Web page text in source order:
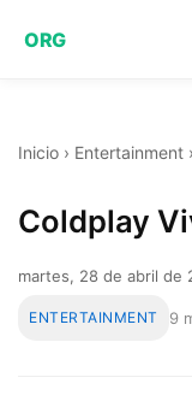
ORG
Inicio › Entertainment ›
Coldplay
martes, 28 de abril de
ENTERTAINMENT 9